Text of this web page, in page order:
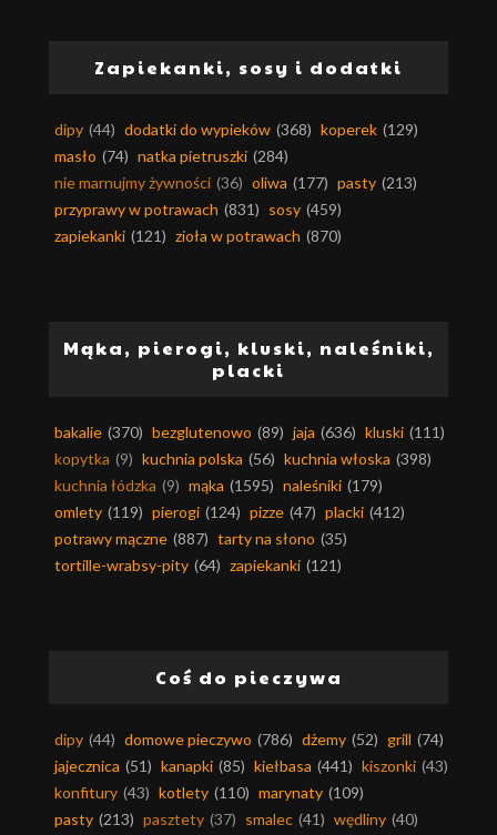
Zapiekanki, sosy i dodatki
dipy (44) dodatki do wypieków (368) koperek (129)
masło (74) natka pietruszki (284)
nie marnujmy żywności (36) oliwa (177) pasty (213)
przyprawy w potrawach (831) sosy (459)
zapiekanki (121) zioła w potrawach (870)
Mąka, pierogi, kluski, naleśniki,
placki
bakalie (370) bezglutenowo (89) jaja (636) kluski (111)
kopytka (9) kuchnia polska (56) kuchnia włoska (398)
kuchnia łódzka (9) mąka (1595) naleśniki (179)
omlety (119) pierogi (124) pizze (47) placki (412)
potrawy mączne (887) tarty na słono (35)
tortille-wrabsy-pity (64) zapiekanki (121)
Coś do pieczywa
dipy (44) domowe pieczywo (786) dżemy (52) grill (74)
jajecznica (51) kanapki (85) kiełbasa (441) kiszonki (43)
konfitury (43) kotlety (110) marynaty (109)
pasty (213) pasztety (37) smalec (41) wędliny (40)